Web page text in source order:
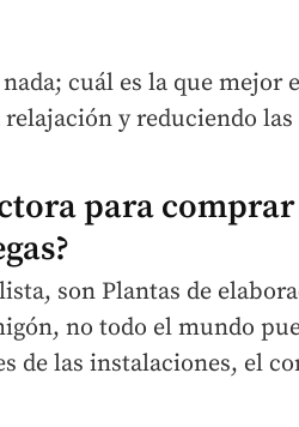
cuál es la que mejor
y reduciendo
para
son Plantas de
no todo el mundo
de las instalaciones, el